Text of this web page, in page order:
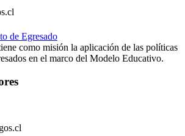
de Egresado
como misión la aplicación de las políticas
en el marco del Modelo Educativo.